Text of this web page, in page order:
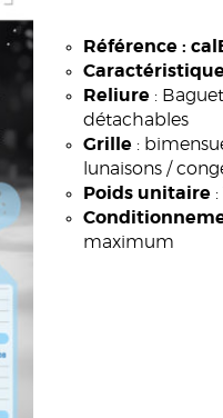
Référence :
Reliure :
détachables
Grille :
lunaisons /
Poids unitaire
maximum